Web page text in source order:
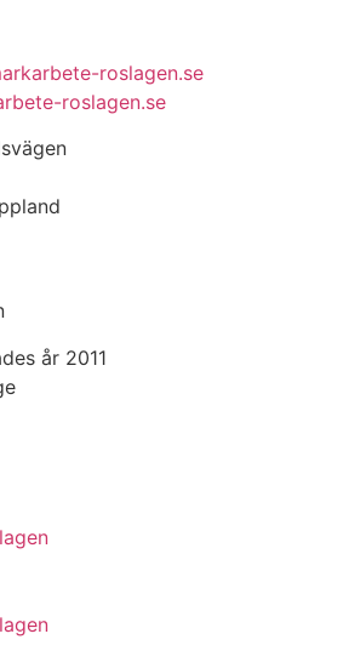
roslagen.se
roslagen.se
år 2011